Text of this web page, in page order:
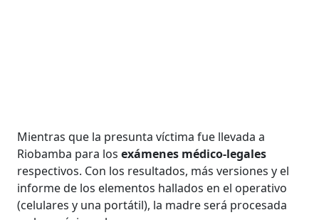
Mientras que la presunta víctima fue llevada a
Riobamba para losexámenes médico-legales
respectivos. Con los resultados, más versiones y el
informe de los elementos hallados en el operativo
(celulares y una portátil), la madre será procesada